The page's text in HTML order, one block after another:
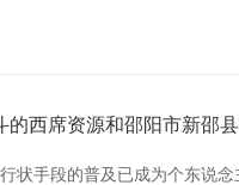
的西席资源和邵阳市新邵
状手段的普及已成为个东说